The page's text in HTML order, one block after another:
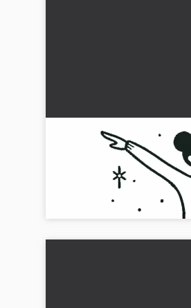
Konståkningsmålning
Denna konståkning